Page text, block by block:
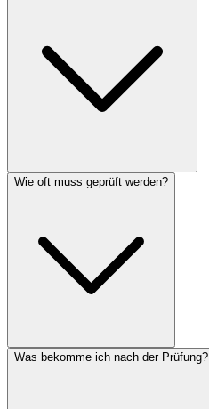
Wie oft muss geprüft werden?
Was bekomme ich nach der Prüfung?